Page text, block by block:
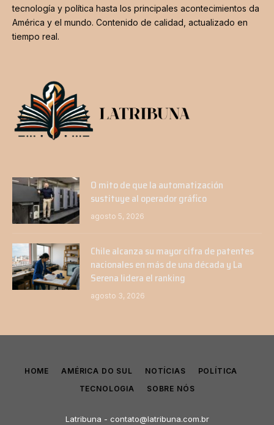
tecnología y política hasta los principales acontecimientos da
América y el mundo. Contenido de calidad, actualizado en
tiempo real.
O mito de que la automatización
sustituye al operador gráfico
agosto 5, 2026
Chile alcanza su mayor cifra de patentes
nacionales en más de una década y La
Serena lidera el ranking
agosto 3, 2026
HOME AMÉRICA DO SUL NOTÍCIAS
POLÍTICA
TECNOLOGIA
SOBRE NÓS
Latribuna - contato@latribuna.com.br